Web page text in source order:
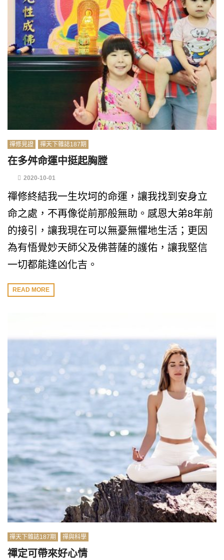
禪修見證 禪天下雜誌187期
在多舛命運中挺起胸膛
2020-10-01
禪修終結我一生坎坷的命運，讓我找到安身立
命之處，不再像從前那般無助。感恩大弟8年前
的接引，讓我現在可以無憂無懼地生活；更因
為有悟覺妙天師父及佛菩薩的護佑，讓我堅信
一切都能逢凶化吉。
READ MORE
禪天下雜誌187期 禪與科學
禪定可帶來好心情